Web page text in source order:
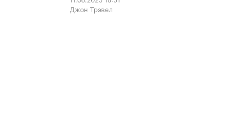
Джон Трэвел